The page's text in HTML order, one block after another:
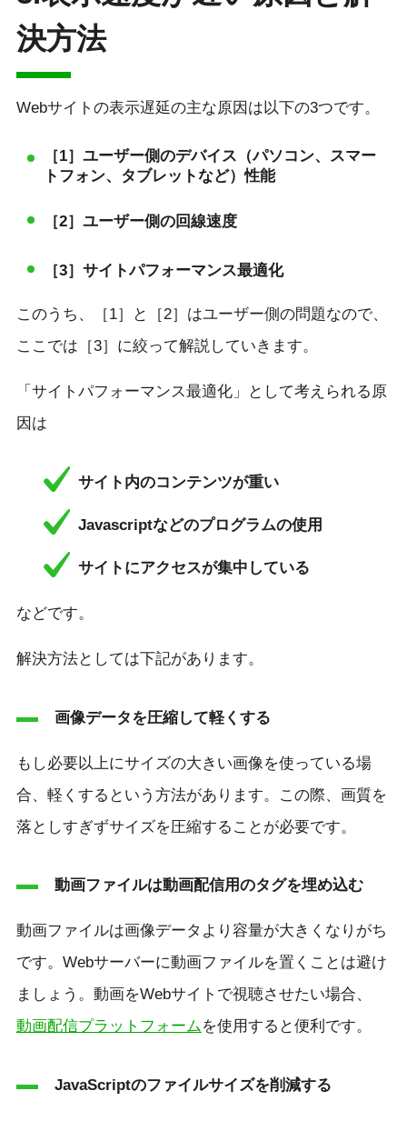
決方法
Webサイトの表示遅延の主な原因は以下の3つです。
［1］ユーザー側のデバイス（パソコン、スマー
トフォン、タブレットなど）性能
［2］ユーザー側の回線速度
［3］サイトパフォーマンス最適化
このうち、［1］と［2］はユーザー側の問題なので、
ここでは［3］に絞って解説していきます。
「サイトパフォーマンス最適化」として考えられる原
因は
サイト内のコンテンツが重い
Javascriptなどのプログラムの使用
サイトにアクセスが集中している
などです。
解決方法としては下記があります。
画像データを圧縮して軽くする
もし必要以上にサイズの大きい画像を使っている場
合、軽くするという方法があります。この際、画質を
落としすぎずサイズを圧縮することが必要です。
動画ファイルは動画配信用のタグを埋め込む
動画ファイルは画像データより容量が大きくなりがち
です。Webサーバーに動画ファイルを置くことは避け
ましょう。動画をWebサイトで視聴させたい場合、
動画配信プラットフォームを使用すると便利です。
JavaScriptのファイルサイズを削減する